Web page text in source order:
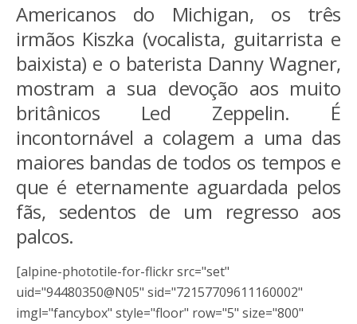
Americanos do Michigan, os três
irmãos Kiszka (vocalista, guitarrista e
baixista) e o baterista Danny Wagner,
mostram a sua devoção aos muito
britânicos Led Zeppelin. É
incontornável a colagem a uma das
maiores bandas de todos os tempos e
que é eternamente aguardada pelos
fãs, sedentos de um regresso aos
palcos.
[alpine-phototile-for-flickr src="set"
uid="94480350@N05" sid="72157709611160002"
imgl="fancybox" style="floor" row="5" size="800"